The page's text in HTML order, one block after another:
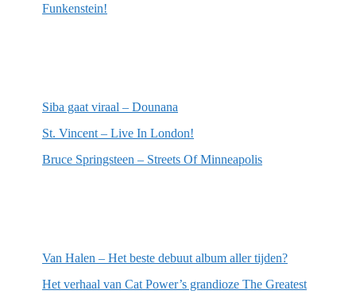
Funkenstein!
Siba gaat viraal – Dounana
St. Vincent – Live In London!
Bruce Springsteen – Streets Of Minneapolis
Van Halen – Het beste debuut album aller tijden?
Het verhaal van Cat Power’s grandioze The Greatest